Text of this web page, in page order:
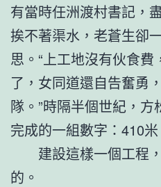
有當時任洲渡村書記，
挨不著渠水，老蒼生卻
思。“上工地沒有伙食
了，女同道還自告奮勇
隊。”時隔半個世紀，
完成的一組數字：410
建設這樣一個工程，
的。